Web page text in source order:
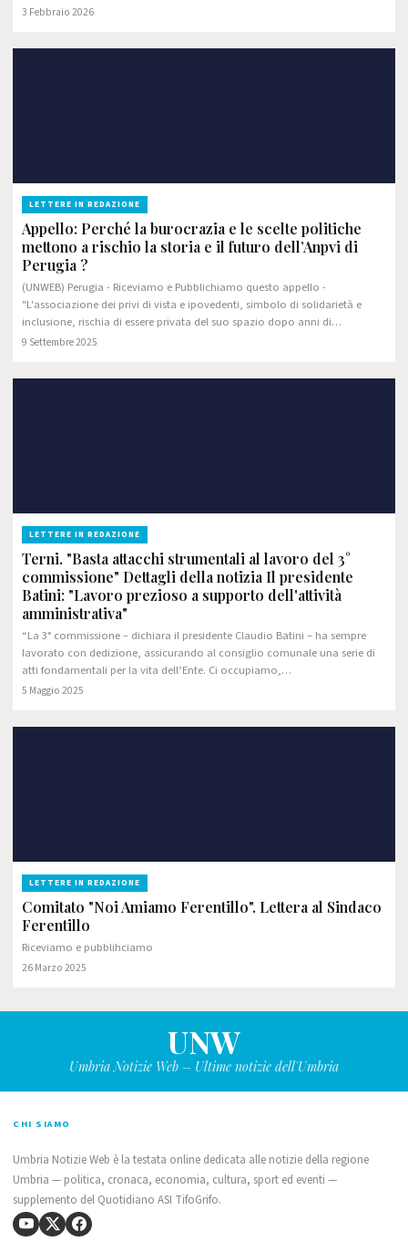
3 Febbraio 2026
LETTERE IN REDAZIONE
Appello: Perché la burocrazia e le scelte politiche
mettono a rischio la storia e il futuro dell’Anpvi di
Perugia ?
(UNWEB) Perugia - Riceviamo e Pubblichiamo questo appello -
"L'associazione dei privi di vista e ipovedenti, simbolo di solidarietà e
inclusione, rischia di essere privata del suo spazio dopo anni di…
9 Settembre 2025
LETTERE IN REDAZIONE
Terni. "Basta attacchi strumentali al lavoro del 3°
commissione" Dettagli della notizia Il presidente
Batini: "Lavoro prezioso a supporto dell'attività
amministrativa"
“La 3° commissione – dichiara il presidente Claudio Batini – ha sempre
lavorato con dedizione, assicurando al consiglio comunale una serie di
atti fondamentali per la vita dell’Ente. Ci occupiamo,…
5 Maggio 2025
LETTERE IN REDAZIONE
Comitato "Noi Amiamo Ferentillo". Lettera al Sindaco
Ferentillo
Riceviamo e pubblihciamo
26 Marzo 2025
UNW
Umbria Notizie Web – Ultime notizie dell'Umbria
CHI SIAMO
Umbria Notizie Web è la testata online dedicata alle notizie della regione
Umbria — politica, cronaca, economia, cultura, sport ed eventi —
supplemento del Quotidiano ASI TifoGrifo.